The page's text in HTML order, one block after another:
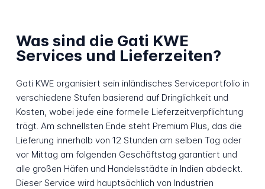
Was sind die Gati KWE
Services und Lieferzeiten?
Gati KWE organisiert sein inländisches Serviceportfolio in
verschiedene Stufen basierend auf Dringlichkeit und
Kosten, wobei jede eine formelle Lieferzeitverpflichtung
trägt. Am schnellsten Ende steht Premium Plus, das die
Lieferung innerhalb von 12 Stunden am selben Tag oder
vor Mittag am folgenden Geschäftstag garantiert und
alle großen Häfen und Handelsstädte in Indien abdeckt.
Dieser Service wird hauptsächlich von Industrien